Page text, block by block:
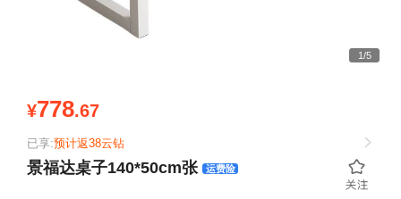
1/5
¥778.67
已享:预计返38云钻
景福达桌子140*50cm张 运费险